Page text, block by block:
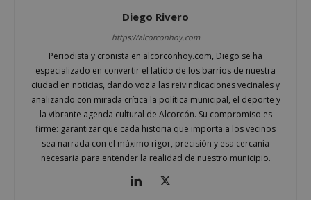
Diego Rivero
https://alcorconhoy.com
Periodista y cronista en alcorconhoy.com, Diego se ha
especializado en convertir el latido de los barrios de nuestra
ciudad en noticias, dando voz a las reivindicaciones vecinales y
analizando con mirada crítica la política municipal, el deporte y
la vibrante agenda cultural de Alcorcón. Su compromiso es
firme: garantizar que cada historia que importa a los vecinos
sea narrada con el máximo rigor, precisión y esa cercanía
necesaria para entender la realidad de nuestro municipio.
Google
Privacy Policy